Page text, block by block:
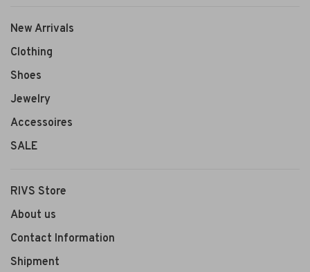
New Arrivals
Clothing
Shoes
Jewelry
Accessoires
SALE
RIVS Store
About us
Contact Information
Shipment